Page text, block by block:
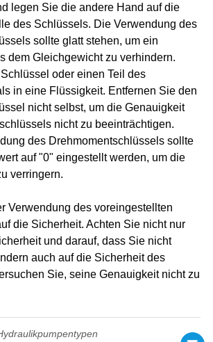
legen Sie die andere Hand auf die
des Schlüssels. Die Verwendung des
sollte glatt stehen, um ein
dem Gleichgewicht zu verhindern.
oder einen Teil des
in eine Flüssigkeit. Entfernen Sie den
nicht selbst, um die Genauigkeit
nicht zu beeinträchtigen.
des Drehmomentschlüssels sollte
auf "0" eingestellt werden, um die
verringern.
Verwendung des voreingestellten
die Sicherheit. Achten Sie nicht nur
und darauf, dass Sie nicht
auch auf die Sicherheit des
Sie, seine Genauigkeit nicht zu